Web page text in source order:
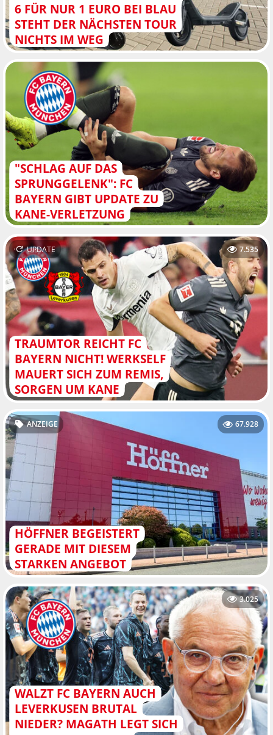
6 FÜR NUR 1 EURO BEI BLAU
STEHT DER NÄCHSTEN TOUR
NICHTS IM WEG
"SCHLAG AUF DAS
SPRUNGGELENK": FC
BAYERN GIBT UPDATE ZU
KANE-VERLETZUNG
TRAUMTOR REICHT FC
BAYERN NICHT! WERKSELF
MAUERT SICH ZUM REMIS,
SORGEN UM KANE
UPDATE 7.535
HÖFFNER BEGEISTERT
GERADE MIT DIESEM
STARKEN ANGEBOT
ANZEIGE 67.928
WALZT FC BAYERN AUCH
LEVERKUSEN BRUTAL
NIEDER? MAGATH LEGT SICH
3.025